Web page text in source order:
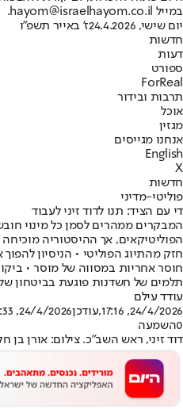
במייל hayom@israelhayom.co.il.
יום שישי, 24.4.2026
ז' באייר תשפ"ו
חדשות
דעות
ספורט
ForReal
תרבות ובידור
אוכל
מגזין
אנחנו מגייסים
English
X
חדשות
פוליטי-מדיני
די עם הציד: תנו לדוד זיני לעבוד
המבקרים ממהרים לסמן כל מינוי
הפוליטיקאים, אך ההיסטוריה
חזק מהתיוג הפוליטי • הניסיון
חוסר אחריות במסווה של מוסר •
תלמים של חשדנות פוגעת בביטחון של
עודד עילם
24/4/2026, 17:16
,עודכן24/4/2026, 18:33
0השמעה
דוד זיני, ראש השב"כ. צילום: אורן בן